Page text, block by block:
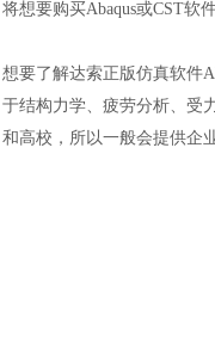
将想要购买Abaqus或CST软
想要了解达索正版仿真软件
于结构力学、 疲劳分析、受
和高校，所以一般会提供企